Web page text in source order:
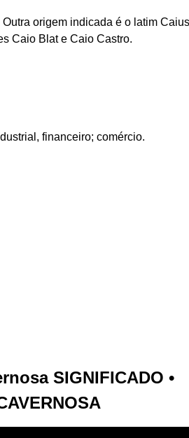
origem indicada é o latim
Caio Blat e Caio Castro.
financeiro; comércio.
SIGNIFICADO •